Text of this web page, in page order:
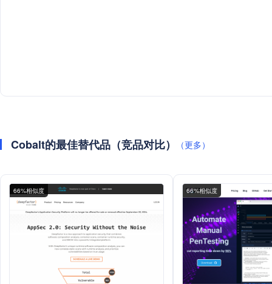
Cobalt的最佳替代品（竞品对比） （更多）
66%相似度 66%相似度